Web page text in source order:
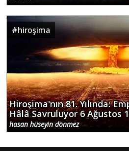
#hiroşima
Hiroşima'nın 81. Yılında:
Hâlâ Savruluyor 6 Ağustos
hasan hüseyin dönmez